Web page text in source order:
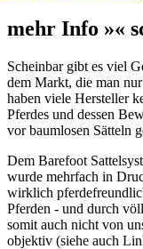
mehr Info »«
Scheinbar gibt es viel
dem Markt, die man
haben viele Hersteller
Pferdes und dessen
vor baumlosen Sätteln
Dem Barefoot
wurde mehrfach in
wirklich
Pferden - und durch
somit auch nicht von
objektiv (siehe auch